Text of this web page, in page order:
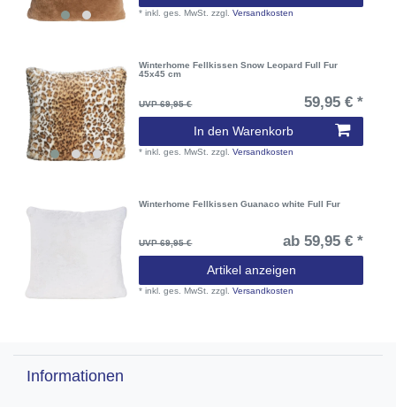
*inkl. ges. MwSt. zzgl.Versandkosten
Winterhome Fellkissen Snow Leopard Full Fur
45x45 cm
UVP 69,95 € 59,95 € *
In den Warenkorb
*inkl. ges. MwSt. zzgl.Versandkosten
Winterhome Fellkissen Guanaco white Full Fur
UVP 69,95 € ab 59,95 € *
Artikel anzeigen
*inkl. ges. MwSt. zzgl.Versandkosten
Informationen